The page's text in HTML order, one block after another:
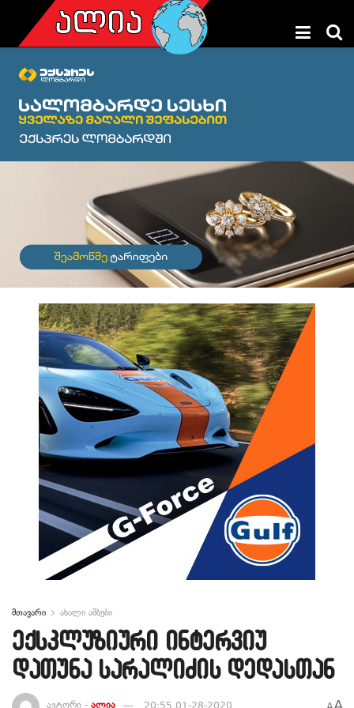
მთავარი ახალი ამბები
ექსკლუზიური ინტერვიუ
დათუნა სარალიძის დედასთან
ავტორი - ალია 20:55 01-28-2020